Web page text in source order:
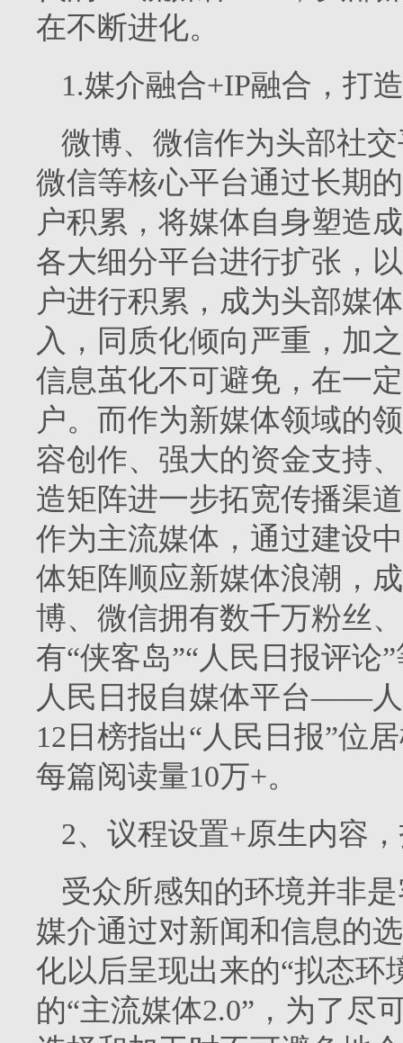
在不断进化。
1.媒介融合+IP融合，打
微博、微信作为头部社
微信等核心平台通过长期
户积累，将媒体自身塑造
各大细分平台进行扩张，
户进行积累，成为头部媒
入，同质化倾向严重，加
信息茧化不可避免，在一
户。而作为新媒体领域的
容创作、强大的资金支持
造矩阵进一步拓宽传播渠
作为主流媒体，通过建设
体矩阵顺应新媒体浪潮，
博、微信拥有数千万粉丝
有“侠客岛”“人民日报评论
人民日报自媒体平台——
12日榜指出“人民日报”位
每篇阅读量10万+。
2、议程设置+原生内容
受众所感知的环境并非
媒介通过对新闻和信息的
化以后呈现出来的“拟态环
的“主流媒体2.0”，为了尽